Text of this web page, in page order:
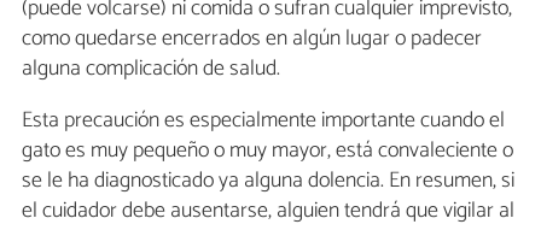
(puede volcarse) ni comida o sufran cualquier imprevisto,
como quedarse encerrados en algún lugar o padecer
alguna complicación de salud.
Esta precaución es especialmente importante cuando el
gato es muy pequeño o muy mayor, está convaleciente o
se le ha diagnosticado ya alguna dolencia. En resumen, si
el cuidador debe ausentarse, alguien tendrá que vigilar al